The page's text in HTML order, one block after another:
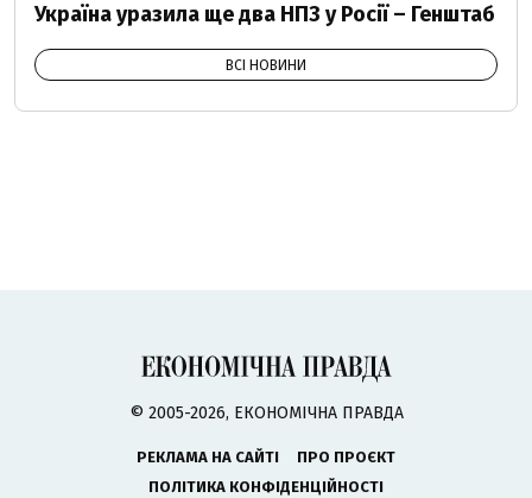
Україна уразила ще два НПЗ у Росії – Генштаб
ВСІ НОВИНИ
© 2005-2026, ЕКОНОМІЧНА ПРАВДА
РЕКЛАМА НА САЙТІ
ПРО ПРОЄКТ
ПОЛІТИКА КОНФІДЕНЦІЙНОСТІ